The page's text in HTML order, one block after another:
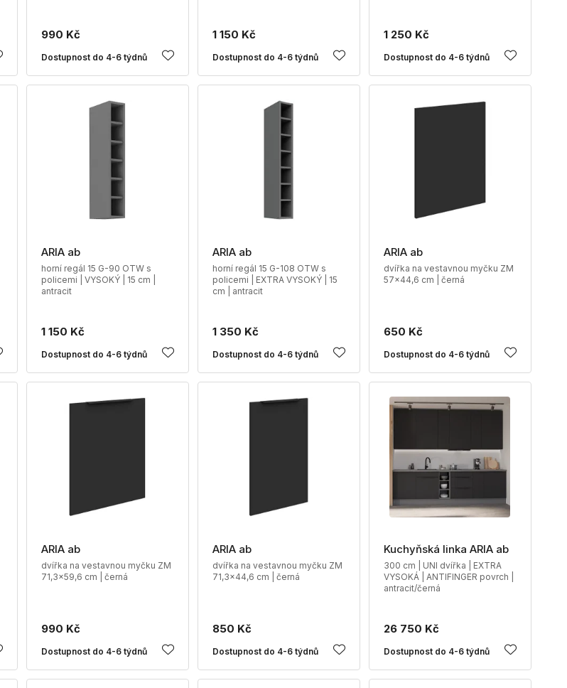
990 Kč
Dostupnost do 4-6 týdnů
1 150 Kč
Dostupnost do 4-6 týdnů
1 250 Kč
Dostupnost do 4-6 týdnů
ARIA ab
horní regál 15 G-90 OTW s
policemi | VYSOKÝ | 15 cm |
antracit
1 150 Kč
Dostupnost do 4-6 týdnů
ARIA ab
horní regál 15 G-108 OTW s
policemi | EXTRA VYSOKÝ | 15
cm | antracit
1 350 Kč
Dostupnost do 4-6 týdnů
ARIA ab
dvířka na vestavnou myčku ZM
57x44,6 cm | černá
650 Kč
Dostupnost do 4-6 týdnů
ARIA ab
dvířka na vestavnou myčku ZM
71,3x59,6 cm | černá
990 Kč
Dostupnost do 4-6 týdnů
ARIA ab
dvířka na vestavnou myčku ZM
71,3x44,6 cm | černá
850 Kč
Dostupnost do 4-6 týdnů
Kuchyňská linka ARIA ab
300 cm | UNI dvířka | EXTRA
VYSOKÁ | ANTIFINGER povrch |
antracit/černá
26 750 Kč
Dostupnost do 4-6 týdnů